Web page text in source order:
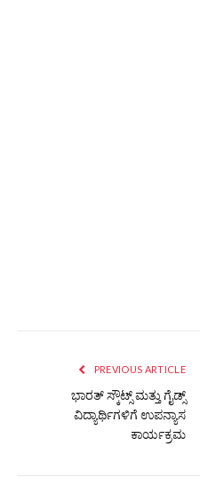
PREVIOUS ARTICLE
ಭಾರತ್ ಸ್ಕೌಟ್ಸ್ ಮತ್ತು ಗೈಡ್ಸ್
ವಿದ್ಯಾರ್ಥಿಗಳಿಗೆ ಉಪನ್ಯಾಸ
ಕಾರ್ಯಕ್ರಮ